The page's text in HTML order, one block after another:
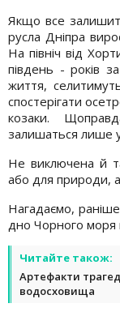
Якщо все
русла Дніпра
На північ від
південь - років
життя,
спостерігати
козаки.
залишаться лише у
Не виключена й
або для природи,
Нагадаємо,
дно Чорного моря
Читайте також:
Артефакти
водосховища